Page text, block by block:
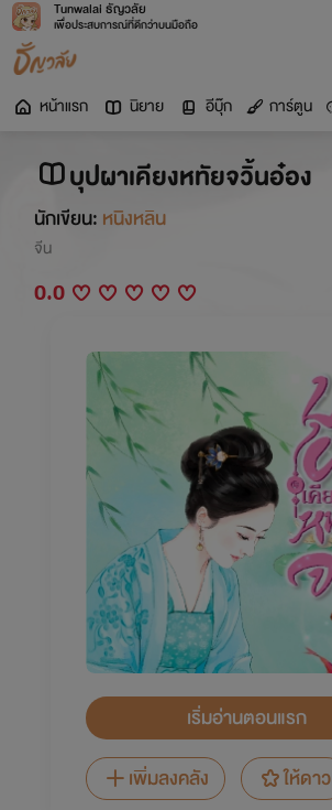
Tunwalai ธัญวลัย
เพื่อประสบการณ์ที่ดีกว่าบนมือถือ
หน้าแรก นิยาย อีบุ๊ก การ์ตูน
บุปผาเคียงหทัยจวิ้นอ๋อง
นักเขียน: หนิงหลิน
จีน
0.0
เริ่มอ่านตอนแรก
เพิ่มลงคลัง
ให้ดาว